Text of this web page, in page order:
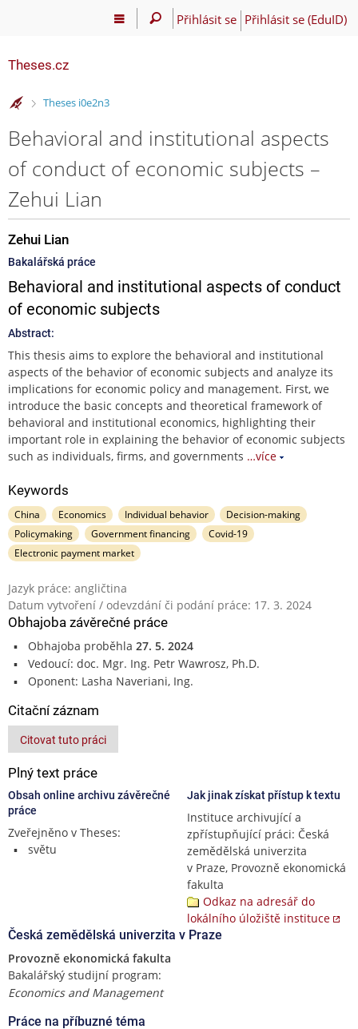
Přihlásit se Přihlásit se (EduID)
Theses.cz
>
Theses i0e2n3
Behavioral and institutional aspects
of conduct of economic subjects –
Zehui Lian
Zehui Lian
Bakalářská práce
Behavioral and institutional aspects of conduct
of economic subjects
Abstract:
This thesis aims to explore the behavioral and institutional
aspects of the behavior of economic subjects and analyze its
implications for economic policy and management. First, we
introduce the basic concepts and theoretical framework of
behavioral and institutional economics, highlighting their
important role in explaining the behavior of economic subjects
such as individuals, firms, and governments …více
Keywords
China Economics Individual behavior
Decision-making
Policymaking
Government financing
Covid-19
Electronic payment market
Jazyk práce: angličtina
Datum vytvoření / odevzdání či podání práce: 17. 3. 2024
Obhajoba závěrečné práce
Obhajoba proběhla 27. 5. 2024
Vedoucí: doc. Mgr. Ing. Petr Wawrosz, Ph.D.
Oponent: Lasha Naveriani, Ing.
Citační záznam
Citovat tuto práci
Plný text práce
Obsah online archivu závěrečné
práce
Zveřejněno v Theses:
světu
Jak jinak získat přístup k textu
Instituce archivující a
zpřístupňující práci: Česká
zemědělská univerzita
v Praze, Provozně ekonomická
fakulta
Odkaz na adresář do
lokálního úložiště instituce
Česká zemědělská univerzita v Praze
Provozně ekonomická fakulta
Bakalářský studijní program:
Economics and Management
Práce na příbuzné téma